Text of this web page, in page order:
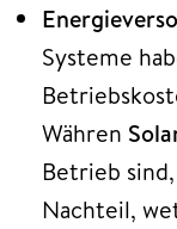
Systeme
Währen
Betrieb
Nachteil,